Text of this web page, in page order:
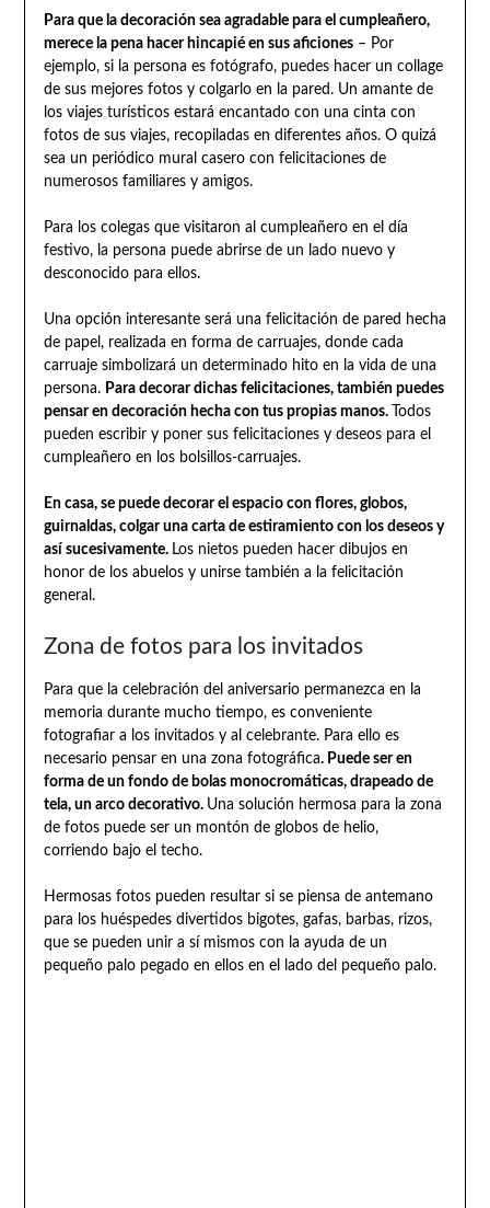
Para que la decoración sea agradable para el cumpleañero,
merece la pena hacer hincapié en sus aficiones– Por
ejemplo, si la persona es fotógrafo, puedes hacer un collage
de sus mejores fotos y colgarlo en la pared. Un amante de
los viajes turísticos estará encantado con una cinta con
fotos de sus viajes, recopiladas en diferentes años. O quizá
sea un periódico mural casero con felicitaciones de
numerosos familiares y amigos.
Para los colegas que visitaron al cumpleañero en el día
festivo, la persona puede abrirse de un lado nuevo y
desconocido para ellos.
Una opción interesante será una felicitación de pared hecha
de papel, realizada en forma de carruajes, donde cada
carruaje simbolizará un determinado hito en la vida de una
persona. Para decorar dichas felicitaciones, también puedes
pensar en decoración hecha con tus propias manos.
Todos
pueden escribir y poner sus felicitaciones y deseos para el
cumpleañero en los bolsillos-carruajes.
En casa, se puede decorar el espacio con flores, globos,
guirnaldas, colgar una carta de estiramiento con los deseos y
así sucesivamente. Los nietos pueden hacer dibujos en
honor de los abuelos y unirse también a la felicitación
general.
Zona de fotos para los invitados
Para que la celebración del aniversario permanezca en la
memoria durante mucho tiempo, es conveniente
fotografiar a los invitados y al celebrante. Para ello es
necesario pensar en una zona fotográfica. Puede ser en
forma de un fondo de bolas monocromáticas, drapeado de
tela, un arco decorativo. Una solución hermosa para la zona
de fotos puede ser un montón de globos de helio,
corriendo bajo el techo.
Hermosas fotos pueden resultar si se piensa de antemano
para los huéspedes divertidos bigotes, gafas, barbas, rizos,
que se pueden unir a sí mismos con la ayuda de un
pequeño palo pegado en ellos en el lado del pequeño palo.